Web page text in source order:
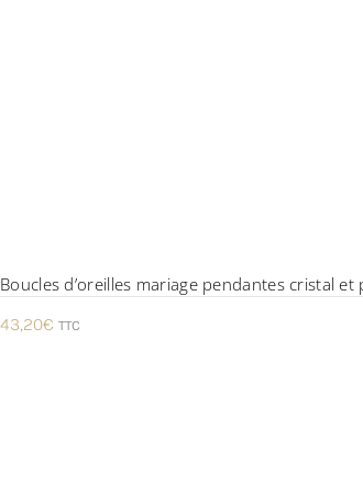
Boucles d’oreilles mariage pendantes cristal
43,20€ TTC